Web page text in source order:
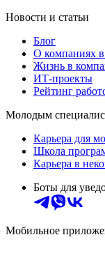
Новости и статьи
Блог
О компаниях
Жизнь в
ИТ-проекты
Рейтинг
Молодым
Карьера для
Школа
Карьера в
Боты для
Мобильное